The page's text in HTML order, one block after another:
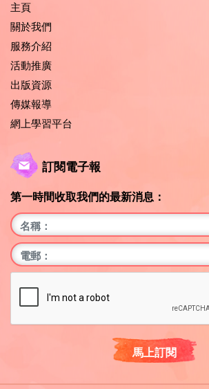
主頁
關於我們
服務介紹
活動推廣
出版資源
傳媒報導
網上學習平台
訂閱電子報
第一時間收取我們的最新消息：
馬上訂閱